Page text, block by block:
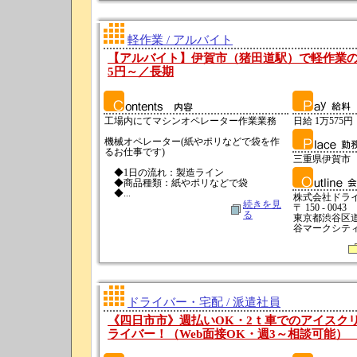
軽作業 / アルバイト
【アルバイト】伊賀市（猪田道駅）で軽作業
5円～／長期
工場内にてマシンオペレーター作業業務
機械オペレーター(紙やポリなどで袋を作
るお仕事です)
◆1日の流れ：製造ライン
◆商品種類：紙やポリなどで袋
◆...
続きを見
る
日給 1万575円
三重県伊賀市
株式会社ドラ
〒 150 - 0043
東京都渋谷区
谷マークシテ
ドライバー・宅配 / 派遣社員
《四日市市》週払いOK・2ｔ車でのアイスク
ライバー！（Web面接OK・週3～相談可能